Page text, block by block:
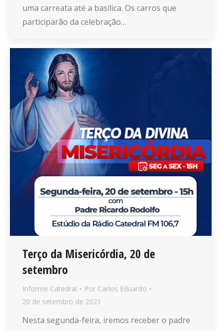
uma carreata até a basílica. Os carros que
participarão da celebração…
Terço da Misericórdia, 20 de
setembro
Informe Catedral Por Carlos Eduardo
20 de setembro de 2021
Nesta segunda-feira, iremos receber o padre